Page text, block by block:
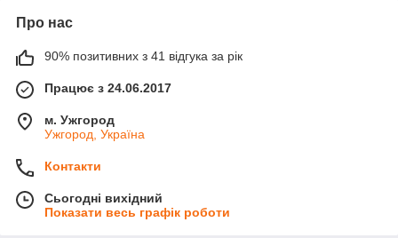
Про нас
90% позитивних з 41 відгука за рік
Працює з 24.06.2017
м. Ужгород
Ужгород, Україна
Контакти
Сьогодні вихідний
Показати весь графік роботи